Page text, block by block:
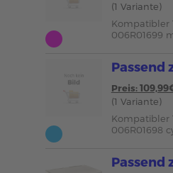
(1 Variante)
Kompatibler
006R01699
Passend
Preis:
(1 Variante)
Kompatibler
006R01698
Passend